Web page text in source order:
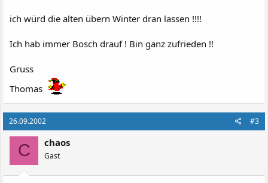
ich würd die alten übern Winter dran lassen !!!!
Ich hab immer Bosch drauf ! Bin ganz zufrieden !!
Gruss
Thomas
26.09.2002 #3
C chaos
Gast